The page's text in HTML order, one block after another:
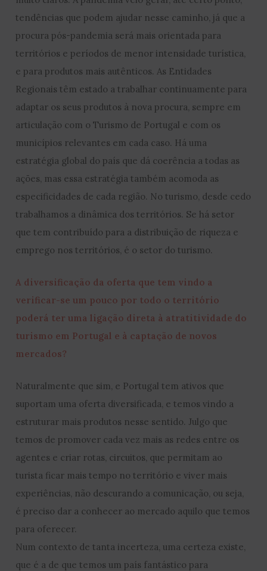
tendências que podem ajudar nesse caminho, já que a
procura pós-pandemia será mais orientada para
territórios e períodos de menor intensidade turística,
e para produtos mais autênticos. As Entidades
Regionais têm estado a trabalhar continuamente para
adaptar os seus produtos à nova procura, sempre em
articulação com o Turismo de Portugal e com os
municípios relevantes em cada caso. Há uma
estratégia global do país que dá coerência a todas as
ações, mas essa estratégia também acomoda as
especificidades de cada região. No turismo, desde cedo
trabalhamos a dinâmica dos territórios. Se há setor
que tem contribuído para a distribuição de riqueza e
emprego nos territórios, é o setor do turismo.
A diversificação da oferta que tem vindo a
verificar-se um pouco por todo o território
poderá ter uma ligação direta à atratitividade do
turismo em Portugal e à captação de novos
mercados?
Naturalmente que sim, e Portugal tem ativos que
suportam uma oferta diversificada, e temos vindo a
estruturar mais produtos nesse sentido. Julgo que
temos de promover cada vez mais as redes entre os
agentes e criar rotas, circuitos, que permitam ao
turista ficar mais tempo no território e viver mais
experiências, não descurando a comunicação, ou seja,
é preciso dar a conhecer ao mercado aquilo que temos
para oferecer.
Num contexto de tanta incerteza, uma certeza existe,
que é a de que temos um país fantástico para